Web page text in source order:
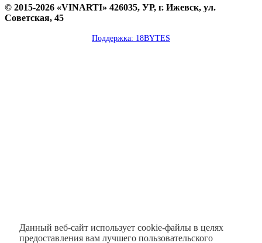
© 2015-2026 «VINARTI» 426035, УР, г. Ижевск, ул.
Советская, 45
Поддержка: 18BYTES
Данный веб-сайт использует cookie-файлы в целях
предоставления вам лучшего пользовательского